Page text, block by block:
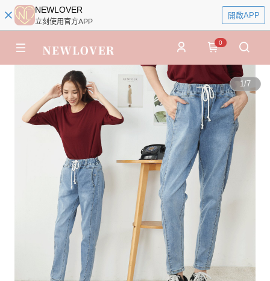
NEWLOVER
立刻使用官方APP
開啟APP
0
1/7